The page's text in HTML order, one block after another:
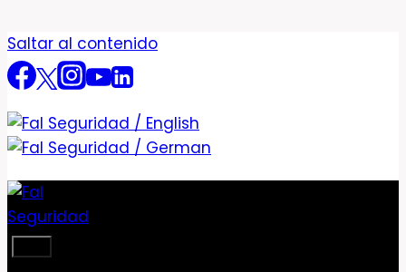
Saltar al contenido